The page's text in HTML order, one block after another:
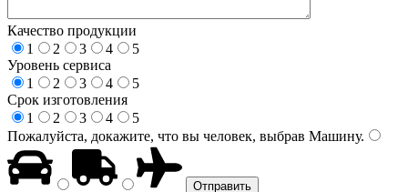
Качество продукции
1
2 3 4
5
Уровень сервиса
1
2 3 4
5
Срок изготовления
1
2 3 4
5
Пожалуйста, докажите, что вы человек, выбрав Машину.